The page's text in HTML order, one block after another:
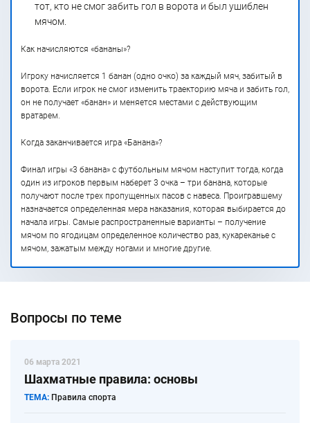
тот, кто не смог забить гол в ворота и был ушиблен
мячом.
Как начисляются «бананы»?
Игроку начисляется 1 банан (одно очко) за каждый мяч, забитый в
ворота. Если игрок не смог изменить траекторию мяча и забить гол,
он не получает «банан» и меняется местами с действующим
вратарем.
Когда заканчивается игра «Банана»?
Финал игры «3 банана» с футбольным мячом наступит тогда, когда
один из игроков первым наберет 3 очка – три банана, которые
получают после трех пропущенных пасов с навеса. Проигравшему
назначается определенная мера наказания, которая выбирается до
начала игры. Самые распространенные варианты – получение
мячом по ягодицам определенное количество раз, кукареканье с
мячом, зажатым между ногами и многие другие.
Вопросы по теме
06 марта 2021
Шахматные правила: основы
ТЕМА: Правила спорта